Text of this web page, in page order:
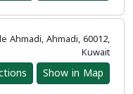
Ahmadi, Ahmadi, 60012,
Kuwait
Show in Map